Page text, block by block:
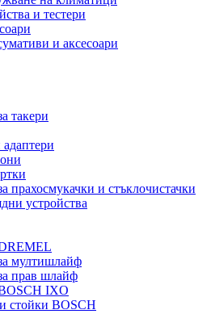
и тестери
и аксесоари
такери
прахосмукачки и стъклочистачки
устройства
мултишлайф
прав шлайф
IXO
стойки BOSCH